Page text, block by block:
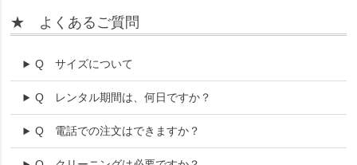
★ よくあるご質問
Q サイズについて
Q レンタル期間は、何日ですか？
Q 電話での注文はできますか？